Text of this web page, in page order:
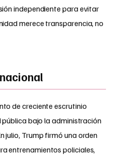
independiente para evitar
merece transparencia, no
de creciente escrutinio
bajo la administración
julio, Trump firmó una orden
entrenamientos policiales,